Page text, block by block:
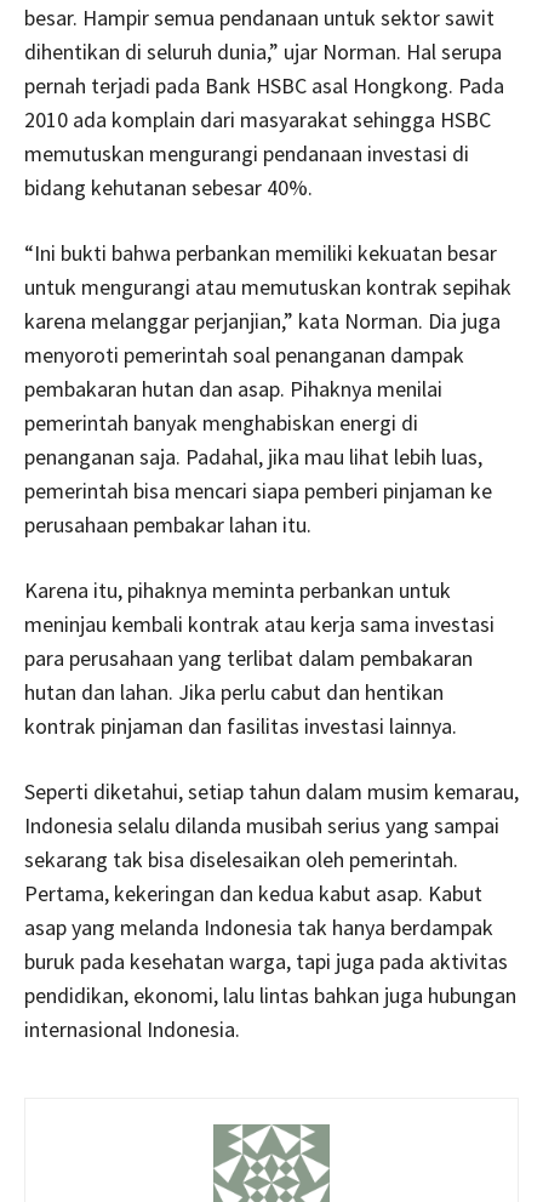
besar. Hampir semua pendanaan untuk sektor sawit
dihentikan di seluruh dunia,” ujar Norman. Hal serupa
pernah terjadi pada Bank HSBC asal Hongkong. Pada
2010 ada komplain dari masyarakat sehingga HSBC
memutuskan mengurangi pendanaan investasi di
bidang kehutanan sebesar 40%.
“Ini bukti bahwa perbankan memiliki kekuatan besar
untuk mengurangi atau memutuskan kontrak sepihak
karena melanggar perjanjian,” kata Norman. Dia juga
menyoroti pemerintah soal penanganan dampak
pembakaran hutan dan asap. Pihaknya menilai
pemerintah banyak menghabiskan energi di
penanganan saja. Padahal, jika mau lihat lebih luas,
pemerintah bisa mencari siapa pemberi pinjaman ke
perusahaan pembakar lahan itu.
Karena itu, pihaknya meminta perbankan untuk
meninjau kembali kontrak atau kerja sama investasi
para perusahaan yang terlibat dalam pembakaran
hutan dan lahan. Jika perlu cabut dan hentikan
kontrak pinjaman dan fasilitas investasi lainnya.
Seperti diketahui, setiap tahun dalam musim kemarau,
Indonesia selalu dilanda musibah serius yang sampai
sekarang tak bisa diselesaikan oleh pemerintah.
Pertama, kekeringan dan kedua kabut asap. Kabut
asap yang melanda Indonesia tak hanya berdampak
buruk pada kesehatan warga, tapi juga pada aktivitas
pendidikan, ekonomi, lalu lintas bahkan juga hubungan
internasional Indonesia.